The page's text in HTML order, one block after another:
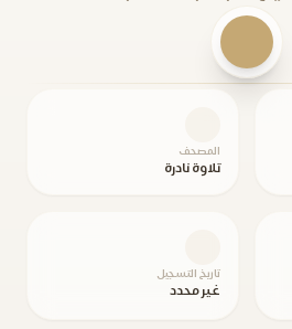
المصحف
تلاوة نادرة
تاريخ التسجيل
غير محدد